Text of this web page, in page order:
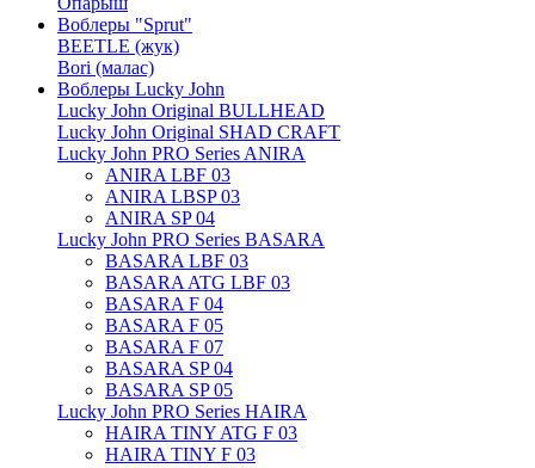
Воблеры "Sprut"
BEETLE (жук)
Bori (малас)
Воблеры Lucky John
Lucky John Original BULLHEAD
Lucky John Original SHAD CRAFT
Lucky John PRO Series ANIRA
ANIRA LBF 03
ANIRA LBSP 03
ANIRA SP 04
Lucky John PRO Series BASARA
BASARA LBF 03
BASARA ATG LBF 03
BASARA F 04
BASARA F 05
BASARA F 07
BASARA SP 04
BASARA SP 05
Lucky John PRO Series HAIRA
HAIRA TINY ATG F 03
HAIRA TINY F 03